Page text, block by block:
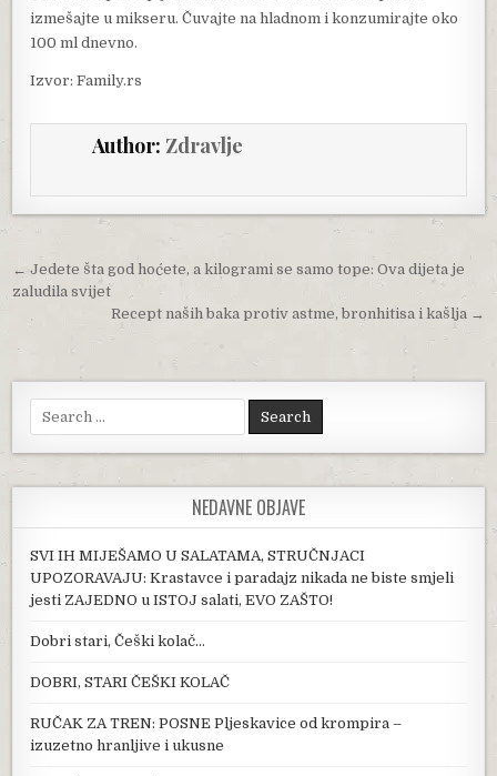
izmešajte u mikseru. Čuvajte na hladnom i konzumirajte oko
100 ml dnevno.
Izvor: Family.rs
Author: Zdravlje
Post navigation
← Jedete šta god hoćete, a kilogrami se samo tope: Ova dijeta je
zaludila svijet
Recept naših baka protiv astme, bronhitisa i kašlja →
Search for:
NEDAVNE OBJAVE
SVI IH MIJEŠAMO U SALATAMA, STRUČNJACI
UPOZORAVAJU: Krastavce i paradajz nikada ne biste smjeli
jesti ZAJEDNO u ISTOJ salati, EVO ZAŠTO!
Dobri stari, Češki kolač…
DOBRI, STARI ČEŠKI KOLAČ
RUČAK ZA TREN: POSNE Pljeskavice od krompira –
izuzetno hranljive i ukusne